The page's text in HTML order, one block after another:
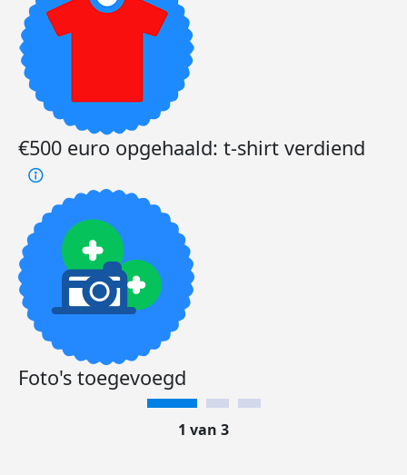
€500 euro opgehaald: t-shirt verdiend
Foto's toegevoegd
1 van 3